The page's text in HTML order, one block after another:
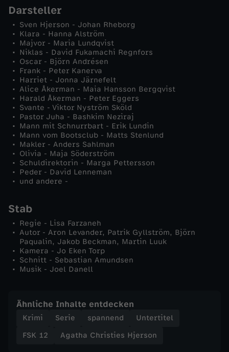
o
m
Darsteller
Sven Hjerson - Johan Rheborg
Klara - Hanna Alström
Majvor - Maria Lundqvist
Niklas - David Fukamachi Regnfors
Oscar - Björn Andrésen
Frank - Peter Kanerva
Harriet - Jonna Järnefelt
Alice Åkerman - Maia Hansson Bergqvist
Harald Åkerman - Peter Eggers
Svante - Viktor Nyström Sköld
Pastor Juha - Bashkim Neziraj
Mann mit Schnurrbart - Erik Lundin
Mann vom Bootsclub - Matts Stenlund
Makler - Anders Sahlman
Olivia - Maja Söderström
Schuldirektorin - Marga Pettersson
Peder - David Lenneman
und andere -
Stab
Regie - Lisa Farzaneh
Autor - Aron Levander, Patrik Gyllström, Björn
Paqualin, Jakob Beckman, Martin Luuk
Kamera - Jo Eken Torp
Schnitt - Sebastian Amundsen
Musik - Joel Danell
Ähnliche Inhalte entdecken
Krimi Serie spannend
Untertitel
FSK 12
Agatha Christies Hjerson